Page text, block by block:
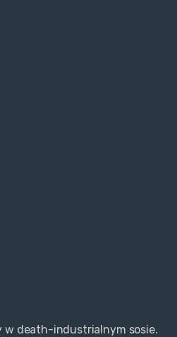
w death-industrialnym sosie.